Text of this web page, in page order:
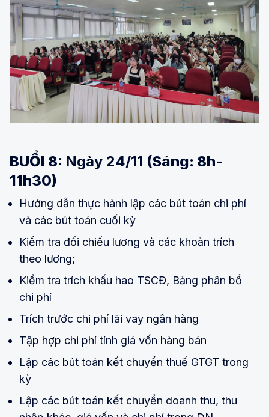
BUỔI 8: Ngày 24/11 (Sáng: 8h-
11h30)
Hướng dẫn thực hành lập các bút toán chi phí
và các bút toán cuối kỳ
Kiểm tra đối chiếu lương và các khoản trích
theo lương;
Kiểm tra trích khấu hao TSCĐ, Bảng phân bổ
chi phí
Trích trước chi phí lãi vay ngân hàng
Tập hợp chi phí tính giá vốn hàng bán
Lập các bút toán kết chuyển thuế GTGT trong
kỳ
Lập các bút toán kết chuyển doanh thu, thu